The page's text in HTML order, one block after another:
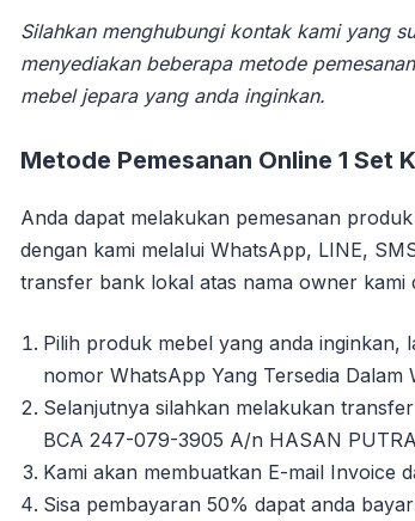
Silahkan menghubungi kontak kami yang
menyediakan beberapa metode
mebel jepara yang anda inginkan.
Metode Pemesanan Online 1 Set
Anda dapat melakukan pemesanan produk
dengan kami melalui WhatsApp, LINE,
transfer bank lokal atas nama owner kami
Pilih produk mebel yang anda
nomor WhatsApp Yang Tersedia Dalam
Selanjutnya silahkan melakukan
BCA 247-079-3905 A/n HASAN
Kami akan membuatkan E-mail Invoice
Sisa pembayaran 50% dapat anda